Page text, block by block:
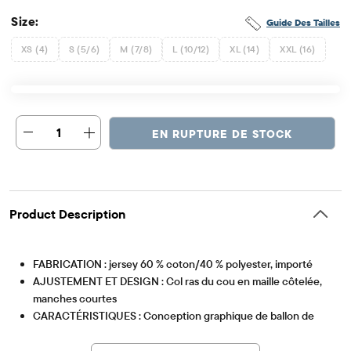
Guide Des Tailles
Size:
XS (4) S (5/6) M (7/8) L (10/12) XL (14) XXL (16)
1 EN RUPTURE DE STOCK
Product Description
FABRICATION : jersey 60 % coton/40 % polyester, importé
AJUSTEMENT ET DESIGN : Col ras du cou en maille côtelée,
manches courtes
CARACTÉRISTIQUES : Conception graphique de ballon de